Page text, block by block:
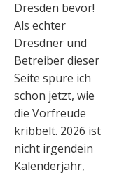
Dresden bevor!
Als echter
Dresdner und
Betreiber dieser
Seite spüre ich
schon jetzt, wie
die Vorfreude
kribbelt. 2026 ist
nicht irgendein
Kalenderjahr,